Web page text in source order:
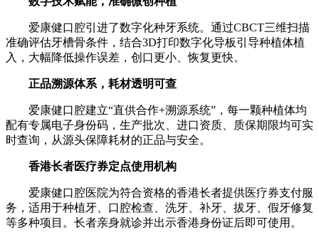
爱康健口腔引进了数字化种牙系统。通过CBCT三维扫描
准确评估牙槽骨条件，结合3D打印数字化导板引导种植体植
入，大幅降低操作误差，创口更小、恢复更快。
正品溯源体系，耗材透明可查
爱康健口腔建立“直供合作+溯源系统”，每一颗种植体均
配有专属电子身份码，生产批次、进口资质、质保期限均可实
时查询，从源头保障耗材的正品与安全。
香港长者医疗券定点使用机构
爱康健口腔医院为符合资格的香港长者提供医疗券支付服
务，适用于种植牙、口腔检查、洗牙、补牙、拔牙、假牙修复
等多种项目。长者亲身就诊并出示香港身份证后即可使用。